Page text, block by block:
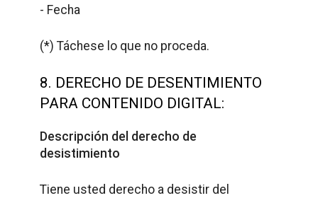
- Fecha
(*) Táchese lo que no proceda.
8. DERECHO DE DESENTIMIENTO
PARA CONTENIDO DIGITAL:
Descripción del derecho de
desistimiento
Tiene usted derecho a desistir del